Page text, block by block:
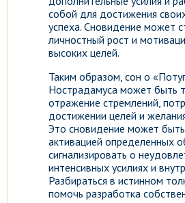
собой для достижения
успеха. Сновидение может
личностный рост и
высоких целей.
Таким образом, сон о
Нострадамуса может быть
отражение стремлений,
достижении целей и
Это сновидение может быть
активацией определенных
сигнализировать о
интенсивных усилиях и
Разбираться в истинном
помочь разработка